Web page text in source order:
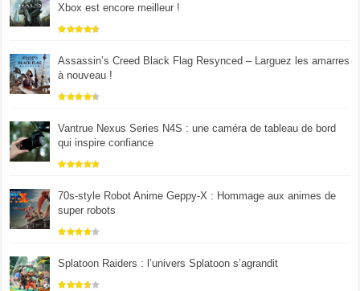
Xbox est encore meilleur !
Assassin’s Creed Black Flag Resynced – Larguez les amarres
à nouveau !
Vantrue Nexus Series N4S : une caméra de tableau de bord
qui inspire confiance
70s-style Robot Anime Geppy-X : Hommage aux animes de
super robots
Splatoon Raiders : l’univers Splatoon s’agrandit